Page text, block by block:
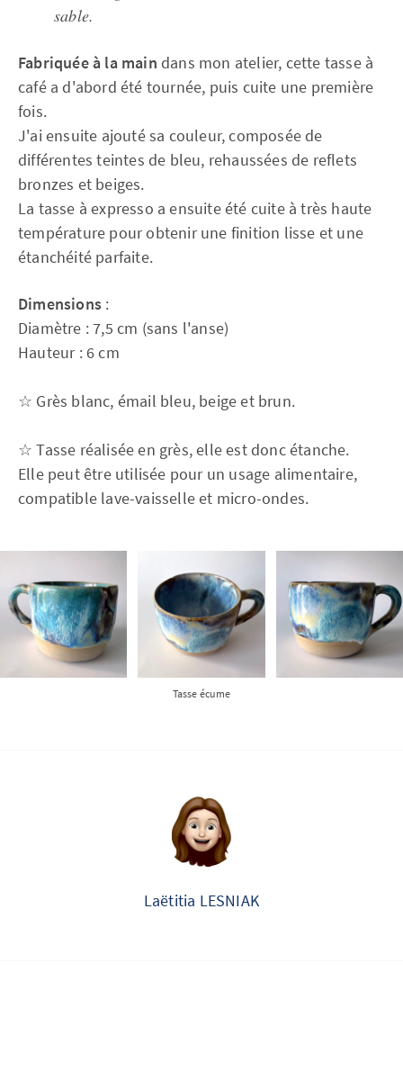
sable.
Fabriquée à la main dans mon atelier, cette tasse à
café a d'abord été tournée, puis cuite une première
fois.
J'ai ensuite ajouté sa couleur, composée de
différentes teintes de bleu, rehaussées de reflets
bronzes et beiges.
La tasse à expresso a ensuite été cuite à très haute
température pour obtenir une finition lisse et une
étanchéité parfaite.
Dimensions :
Diamètre : 7,5 cm (sans l'anse)
Hauteur : 6 cm
☆ Grès blanc, émail bleu, beige et brun.
☆ Tasse réalisée en grès, elle est donc étanche.
Elle peut être utilisée pour un usage alimentaire,
compatible lave-vaisselle et micro-ondes.
Tasse écume
Laëtitia LESNIAK